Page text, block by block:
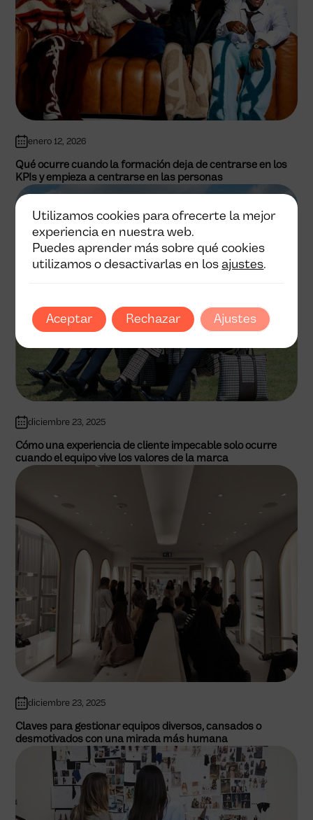
enero 12, 2026
Qué ocurre cuando la formación deja de centrarse en los
KPIs y empieza a centrarse en las personas
diciembre 23, 2025
Cómo una experiencia de cliente impecable solo ocurre
cuando el equipo vive los valores de la marca
diciembre 23, 2025
Claves para gestionar equipos diversos, cansados o
desmotivados con una mirada más humana
Utilizamos cookies para ofrecerte la mejor
experiencia en nuestra web.
Puedes aprender más sobre qué cookies
utilizamos o desactivarlas en losajustes.
Aceptar Rechazar Ajustes